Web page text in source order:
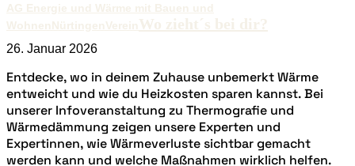
AG Energie und Wärme mit Bauen und
WohnenNürtingenVereinWo zieht´s bei dir?
26. Januar 2026
Entdecke, wo in deinem Zuhause unbemerkt Wärme
entweicht und wie du Heizkosten sparen kannst. Bei
unserer Infoveranstaltung zu Thermografie und
Wärmedämmung zeigen unsere Experten und
Expertinnen, wie Wärmeverluste sichtbar gemacht
werden kann und welche Maßnahmen wirklich helfen.